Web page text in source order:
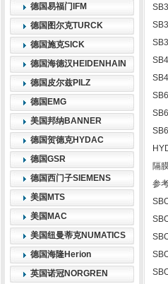
德国易福门IFM
德国图尔克TURCK
德国施克SICK
德国海德汉HEIDENHAIN
德国皮尔兹PILZ
德国EMG
美国邦纳BANNER
德国贺德克HYDAC
德国GSR
德国西门子SIEMENS
美国MTS
美国MAC
美国纽曼蒂克NUMATICS
德国海隆Herion
英国诺冠NORGREN
隔
参